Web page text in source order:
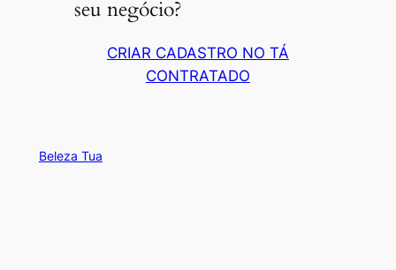
seu negócio?
CRIAR CADASTRO NO TÁ
CONTRATADO
Beleza Tua